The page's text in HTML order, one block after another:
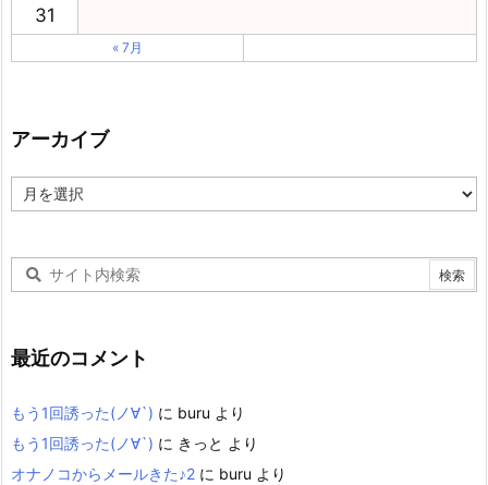
31
« 7月
アーカイブ
ー
最近のコメント
もう1回誘った(ノ∀`) に buru より
もう1回誘った(ノ∀`) に きっと より
オナノコからメールきた♪2 に buru より